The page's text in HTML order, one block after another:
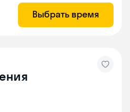
Выбрать время